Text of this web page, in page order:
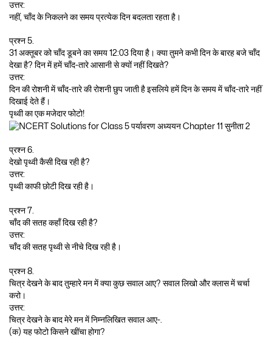
उत्तर:
नहीं, चाँद के निकलने का समय प्रत्येक दिन बदलता रहता है।
प्रश्न 5.
31 अक्तूबर को चाँद डूबने का समय 12:03 दिया है। क्या तुमने कभी दिन के बारह बजे चाँद
देखा है? दिन में हमें चाँद-तारे आसानी से क्यों नहीं दिखते?
उत्तर:
दिन की रोशनी में चाँद-तारे की रोशनी छुप जाती है इसलिये हमें दिन के समय में चाँद-तारे नहीं
दिखाई देते हैं।
पृथ्वी का एक मजेदार फोटो!
प्रश्न 6.
देखो पृथ्वी कैसी दिख रही है?
उत्तर:
पृथ्वी काफी छोटी दिख रही है।
प्रश्न 7.
चाँद की सतह कहाँ दिख रही है?
उत्तर:
चाँद की सतह पृथ्वी से नीचे दिख रही है।
प्रश्न 8.
चित्र देखने के बाद तुम्हारे मन में क्या कुछ सवाल आए? सवाल लिखो और क्लास में चर्चा
करो।
उत्तर:
चित्र देखने के बाद मेरे मन में निम्नलिखित सवाल आए-.
(क) यह फोटो किसने खींचा होगा?